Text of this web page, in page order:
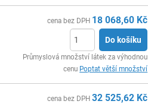
cena bez DPH 18 068,60 Kč
Do košíku
Průmyslová množství látek za výhodnou
cenu Poptat větší množství
cena bez DPH 32 525,62 Kč